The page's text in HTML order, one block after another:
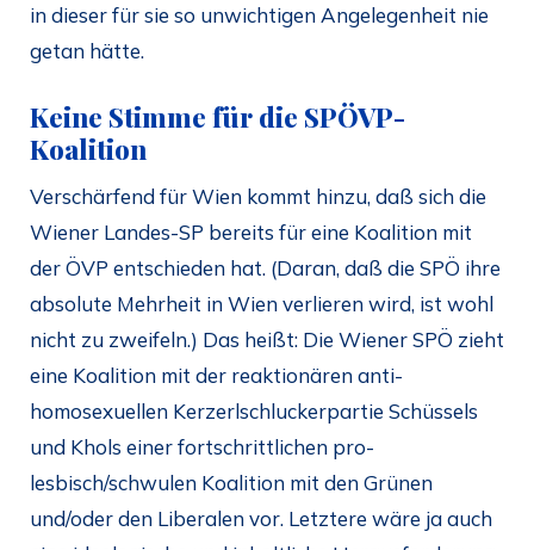
in dieser für sie so unwichtigen Angelegenheit nie
getan hätte.
Keine Stimme für die SPÖVP-
Koalition
Verschärfend für Wien kommt hinzu, daß sich die
Wiener Landes-SP bereits für eine Koalition mit
der ÖVP entschieden hat. (Daran, daß die SPÖ ihre
absolute Mehrheit in Wien verlieren wird, ist wohl
nicht zu zweifeln.) Das heißt: Die Wiener SPÖ zieht
eine Koalition mit der reaktionären anti-
homosexuellen Kerzerlschluckerpartie Schüssels
und Khols einer fortschrittlichen pro-
lesbisch/schwulen Koalition mit den Grünen
und/oder den Liberalen vor. Letztere wäre ja auch